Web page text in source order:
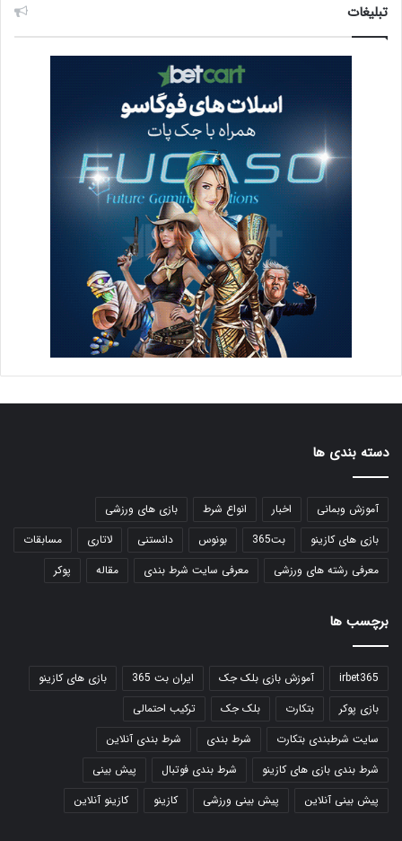
تبلیغات
دسته بندی ها
آموزش وبمانی اخبار انواع شرط
بازی های ورزشی
بازی های کازینو
بت365 بونوس دانستنی لاتاری
مسابقات
معرفی رشته های ورزشی
معرفی سایت شرط بندی مقاله پوکر
برچسب ها
irbet365 آموزش بازی بلک جک ایران بت 365
بازی های کازینو
بازی پوکر
بتکارت بلک جک
ترکیب احتمالی
سایت شرطبندی بتکارت
شرط بندی
شرط بندی آنلاین
شرط بندی بازی های کازینو
شرط بندی فوتبال
پیش بینی
پیش بینی آنلاین
پیش بینی ورزشی کازینو کازینو آنلاین